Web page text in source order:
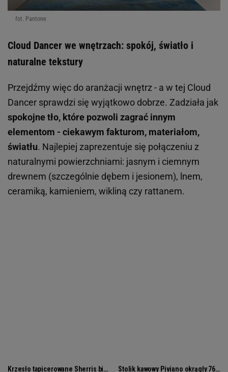
fot. Pantone
Cloud Dancer we wnętrzach: spokój, światło i
naturalne tekstury
Przejdźmy więc do aranżacji wnętrz - a w tej Cloud
Dancer sprawdzi się wyjątkowo dobrze. Zadziała jak
spokojne tło, które pozwoli zagrać innym
elementom - ciekawym fakturom, materiałom,
światłu. Najlepiej zaprezentuje się połączeniu z
naturalnymi powierzchniami: jasnym i ciemnym
drewnem (szczególnie dębem i jesionem), lnem,
ceramiką, kamieniem, wikliną czy rattanem.